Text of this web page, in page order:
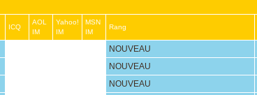
ICQ
AOL
IM
Yahoo!
IM
MSN
IM
Rang
NOUVEAU
NOUVEAU
NOUVEAU